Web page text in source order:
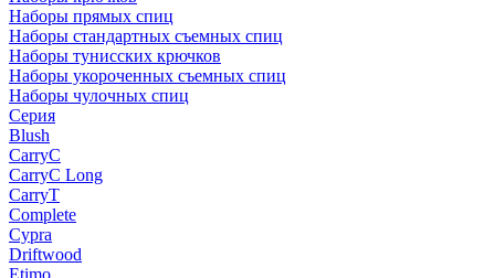
Наборы прямых спиц
Наборы стандартных съемных спиц
Наборы тунисских крючков
Наборы укороченных съемных спиц
Наборы чулочных спиц
Серия
Blush
CarryC
CarryC Long
CarryT
Complete
Cypra
Driftwood
Etimo